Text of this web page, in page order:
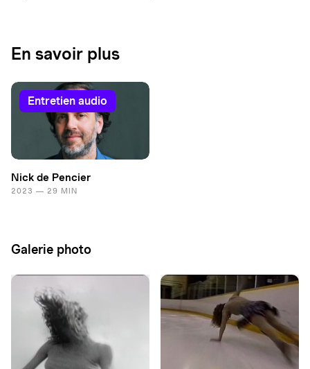
En savoir plus
entretien audio
Nick de Pencier
2023 — 29 MIN
Galerie photo